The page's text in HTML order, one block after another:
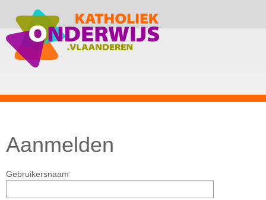
Aanmelden
Gebruikersnaam